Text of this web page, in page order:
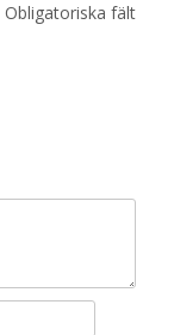
Obligatoriska fält